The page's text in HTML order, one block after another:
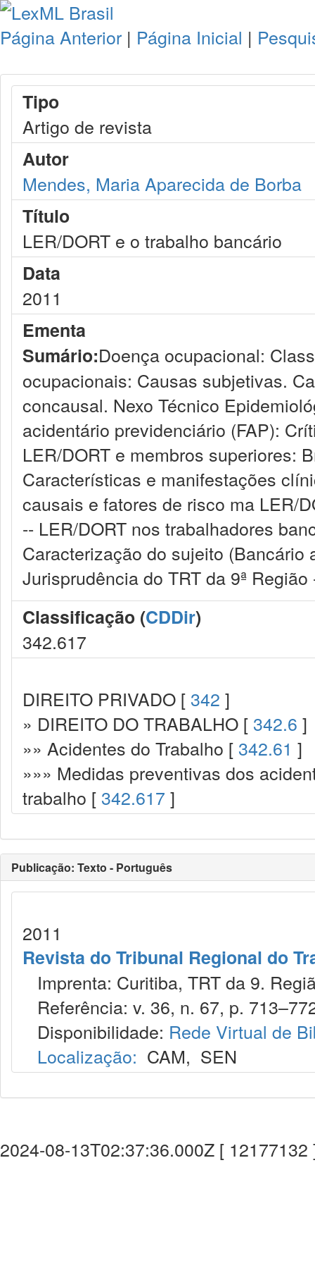
Página Anterior | Página Inicial |
Tipo
Artigo de revista
Autor
Mendes, Maria Aparecida de Borba
Título
LER/DORT e o trabalho bancário
Data
2011
Ementa
Sumário:Doença ocupacional:
ocupacionais: Causas subjetivas.
concausal. Nexo Técnico
acidentário previdenciário (FAP):
LER/DORT e membros superiores:
Características e manifestações
causais e fatores de risco ma LER/
-- LER/DORT nos trabalhadores
Caracterização do sujeito
Jurisprudência do TRT da 9ª
Classificação (CDDir)
342.617
DIREITO PRIVADO [ 342 ]
» DIREITO DO TRABALHO [ 342.6 ]
»» Acidentes do Trabalho [ 342.61 ]
»»» Medidas preventivas dos
trabalho [ 342.617 ]
Publicação: Texto - Português
2011
Revista do Tribunal Regional do
Imprenta: Curitiba, TRT da 9.
Referência: v. 36, n. 67, p.
Disponibilidade: Rede Virtual de
Localização: CAM, SEN
2024-08-13T02:37:36.000Z [ 12177132